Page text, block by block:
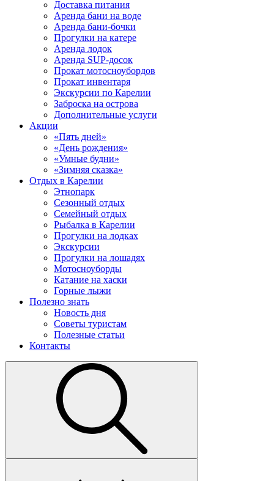
Доставка питания
Аренда бани на воде
Аренда бани-бочки
Прогулки на катере
Аренда лодок
Аренда SUP-досок
Прокат мотосноубордов
Прокат инвентаря
Экскурсии по Карелии
Заброска на острова
Дополнительные услуги
Акции
«Пять дней»
«День рождения»
«Умные будни»
«Зимняя сказка»
Отдых в Карелии
Этнопарк
Сезонный отдых
Семейный отдых
Рыбалка в Карелии
Прогулки на лодках
Экскурсии
Прогулки на лошадях
Мотосноуборды
Катание на хаски
Горные лыжи
Полезно знать
Новость дня
Советы туристам
Полезные статьи
Контакты